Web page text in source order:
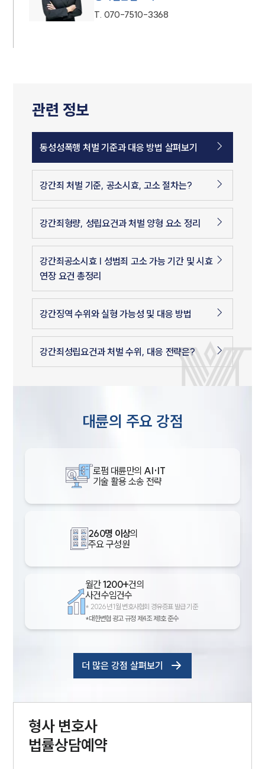
T. 070-7510-3368
관련 정보
동성성폭행 처벌 기준과 대응 방법 살펴보기
강간죄 처벌 기준, 공소시효, 고소 절차는?
강간죄형량, 성립요건과 처벌 양형 요소 정리
강간죄공소시효 | 성범죄 고소 가능 기간 및 시효
연장 요건 총정리
강간징역 수위와 실형 가능성 및 대응 방법
강간죄성립요건과 처벌 수위, 대응 전략은?
대륜의 주요 강점
로펌 대륜만의 AI·IT
기술 활용 소송 전략
260명 이상의
주요 구성원
월간1200+건의
사건수임건수
* 2026년 1월 변호사협회 경유증표 발급 기준
*대한변협 광고 규정 제4조 제1호 준수
더 많은 강점 살펴보기
형사변호사
법률상담예약